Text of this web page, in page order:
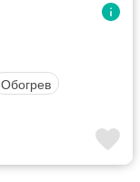
Обогрев